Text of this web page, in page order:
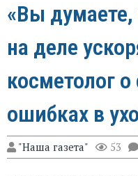
«Вы думаете,
на деле
косметолог
ошибках в
"Наша газета" 53